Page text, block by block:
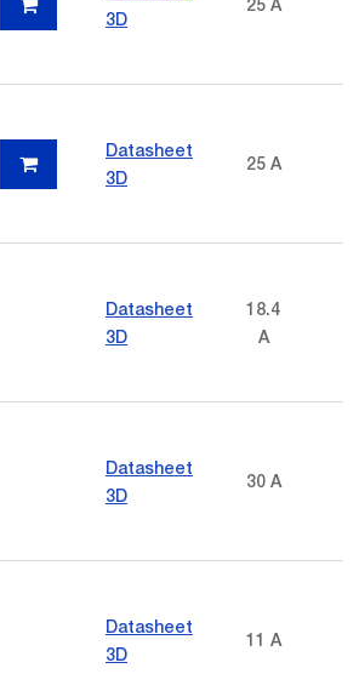
3D
25 A
Datasheet
3D
25 A
Datasheet
3D
18.4
A
Datasheet
3D
30 A
Datasheet
3D
11 A